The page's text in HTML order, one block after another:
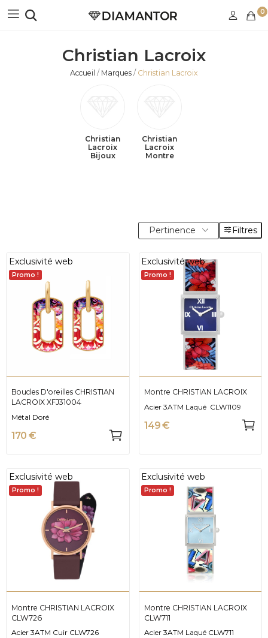
0
Christian Lacroix
Accueil Marques Christian Lacroix
Christian
Lacroix
Bijoux
Christian
Lacroix
Montre
Pertinence Filtres
Exclusivité web
Promo !
Boucles D'oreilles CHRISTIAN
LACROIX XFJ31004
Métal Doré
170 €
Exclusivité web
Promo !
Montre CHRISTIAN LACROIX
Acier 3ATM Laqué CLW1109
149 €
Exclusivité web
Promo !
Montre CHRISTIAN LACROIX
CLW726
Acier 3ATM Cuir CLW726
Exclusivité web
Promo !
Montre CHRISTIAN LACROIX
CLW711
Acier 3ATM Laqué CLW711